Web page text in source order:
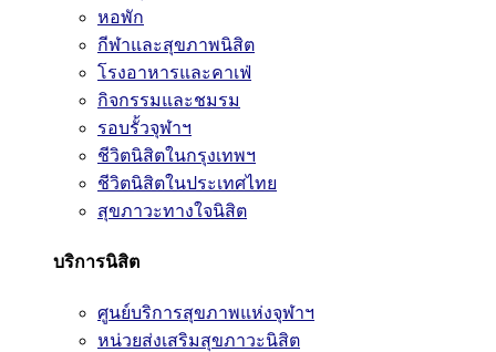
หอพัก
กีฬาและสุขภาพนิสิต
โรงอาหารและคาเฟ่
กิจกรรมและชมรม
รอบรั้วจุฬาฯ
ชีวิตนิสิตในกรุงเทพฯ
ชีวิตนิสิตในประเทศไทย
สุขภาวะทางใจนิสิต
บริการนิสิต
ศูนย์บริการสุขภาพแห่งจุฬาฯ
หน่วยส่งเสริมสุขภาวะนิสิต